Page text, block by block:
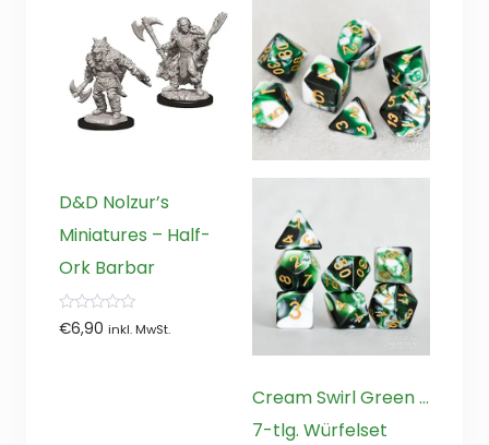
D&D Nolzur’s
Miniatures – Half-
Ork Barbar
0
von
€6,90 inkl. MwSt.
Cream Swirl Green …
7-tlg. Würfelset